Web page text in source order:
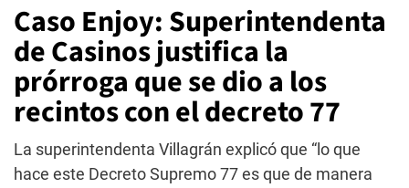
Caso Enjoy: Superintendenta
de Casinos justifica la
prórroga que se dio a los
recintos con el decreto 77
La superintendenta Villagrán explicó que “lo que
hace este Decreto Supremo 77 es que de manera